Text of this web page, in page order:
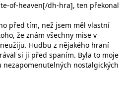
of-heaven[/dh-hra], ten překonal
před tím, než jsem měl vlastní
že znám všechny mise v
Hudbu z nějakého hraní
si ji před spaním. Byla to moje
nostalgických